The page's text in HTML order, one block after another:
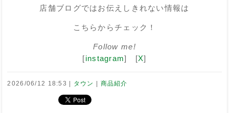
店舗ブログではお伝えしきれない情報は
こちらからチェック！
Follow me!
[instagram] [X]
2026/06/12 18:53 タウン 商品紹介